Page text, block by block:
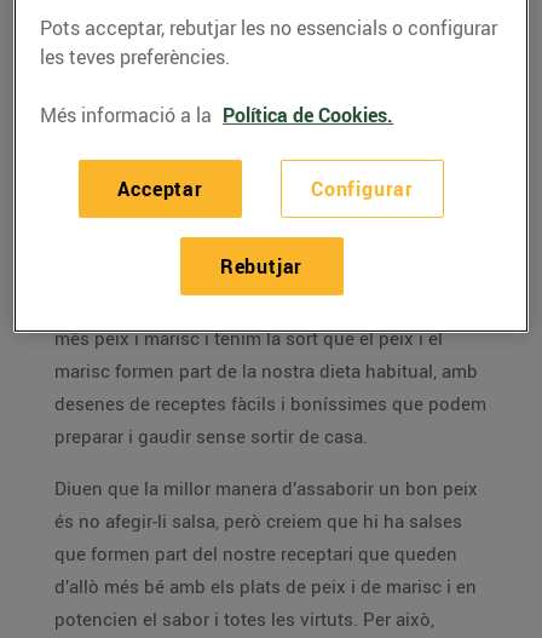
RECEPTES
6 salses per
acompanyar el peix i el
marisc que has de
conèixer
més peix i marisc i tenim la sort que el peix i el
marisc formen part de la nostra dieta habitual, amb
desenes de receptes fàcils i boníssimes que podem
preparar i gaudir sense sortir de casa.
Diuen que la millor manera d’assaborir un bon peix
és no afegir-li salsa, però creiem que hi ha salses
que formen part del nostre receptari que queden
d’allò més bé amb els plats de peix i de marisc i en
potencien el sabor i totes les virtuts. Per això,
Pots acceptar, rebutjar les no essencials o configurar
les teves preferències.
Més informació a la Política de Cookies.
Configurar
Rebutjar
Acceptar